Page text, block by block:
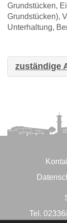
Grundstücken,
Grundstücken),
Unterhaltung,
zuständige
Tel.